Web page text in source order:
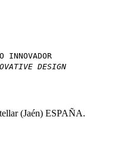
INNOVADOR
DESIGN
(Jaén) ESPAÑA.